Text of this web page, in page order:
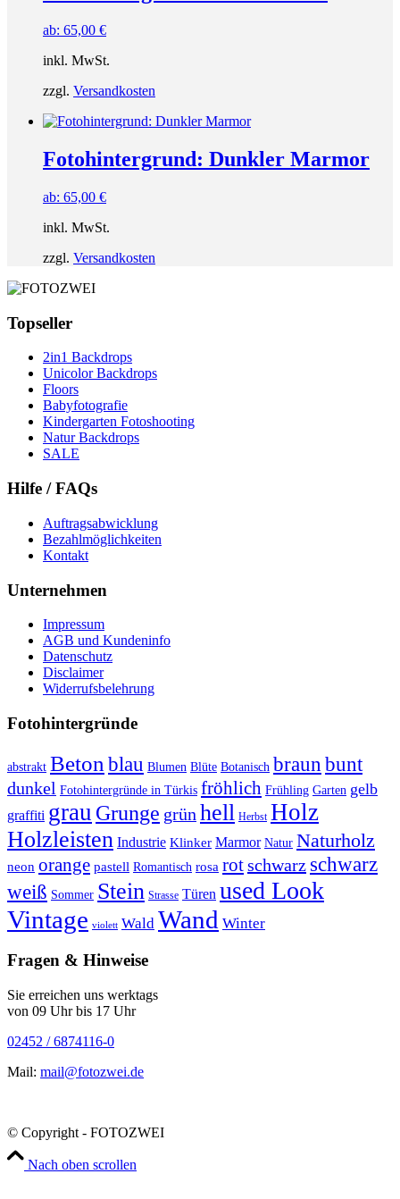
ab: 65,00 €
inkl. MwSt.
zzgl. Versandkosten
Fotohintergrund: Dunkler Marmor
ab: 65,00 €
inkl. MwSt.
zzgl. Versandkosten
Topseller
2in1 Backdrops
Unicolor Backdrops
Floors
Babyfotografie
Kindergarten Fotoshooting
Natur Backdrops
SALE
Hilfe / FAQs
Auftragsabwicklung
Bezahlmöglichkeiten
Kontakt
Unternehmen
Impressum
AGB und Kundeninfo
Datenschutz
Disclaimer
Widerrufsbelehrung
Fotohintergründe
abstrakt Beton blau Blumen Blüte Botanisch braun bunt
dunkel Fotohintergründe in Türkis fröhlich Frühling Garten gelb
graffiti grau Grunge grün hell Herbst Holz
Holzleisten Industrie Klinker Marmor Natur Naturholz
neon orange pastell Romantisch rosa rotschwarz schwarz
weiß Sommer Stein Strasse Türen used Look
Vintage violett Wald Wand Winter
Fragen & Hinweise
Sie erreichen uns werktags
von 09 Uhr bis 17 Uhr
02452 / 6874116-0
Mail: mail@fotozwei.de
© Copyright - FOTOZWEI
Nach oben scrollen